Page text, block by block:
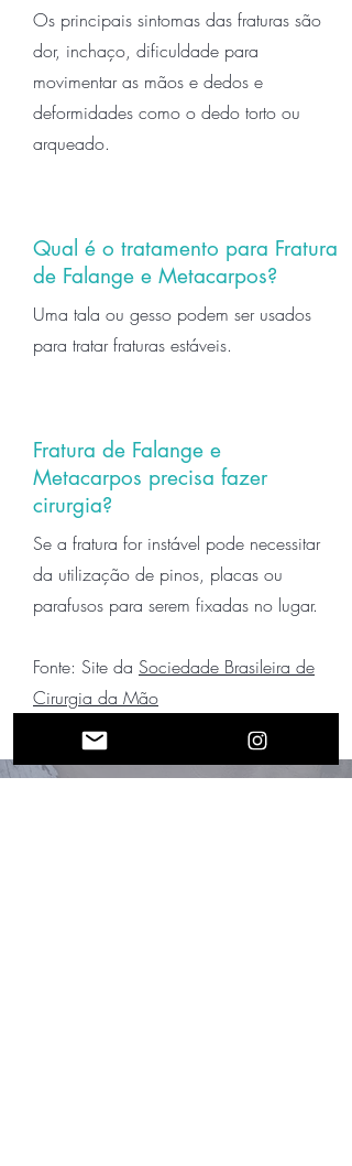
Os principais sintomas das fraturas são
dor, inchaço, dificuldade para
movimentar as mãos e dedos e
deformidades como o dedo torto ou
arqueado.
Qual é o tratamento para Fratura
de Falange e Metacarpos?
Uma tala ou gesso podem ser usados
para tratar fraturas estáveis.
Fratura de Falange e
Metacarpos precisa fazer
cirurgia?
Se a fratura for instável pode necessitar
da utilização de pinos, placas ou
parafusos para serem fixadas no lugar.
Fonte: Site da Sociedade Brasileira de
Cirurgia da Mão